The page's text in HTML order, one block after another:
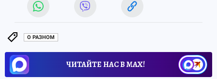
О РАЗНОМ
ЧИТАЙТЕ НАС В МАХ!